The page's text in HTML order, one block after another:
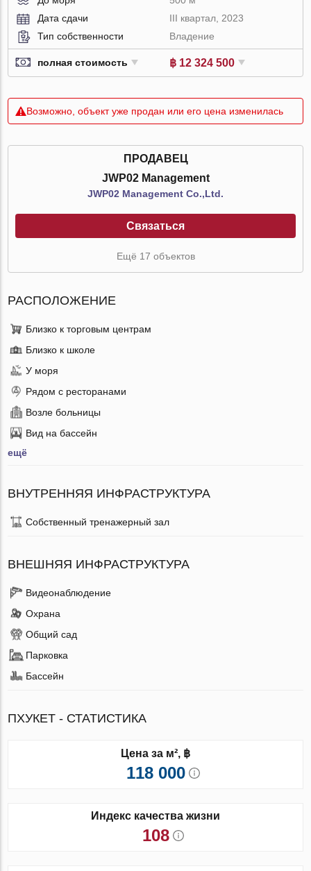
Дата сдачи
III квартал, 2023
Тип собственности
Владение
полная стоимость ฿ 12 324 500
Возможно, объект уже продан или его цена изменилась
ПРОДАВЕЦ
JWP02 Management
JWP02 Management Co.,Ltd.
Связаться
Ещё 17 объектов
РАСПОЛОЖЕНИЕ
Близко к торговым центрам
Близко к школе
У моря
Рядом с ресторанами
Возле больницы
Вид на бассейн
ещё
ВНУТРЕННЯЯ ИНФРАСТРУКТУРА
Собственный тренажерный зал
ВНЕШНЯЯ ИНФРАСТРУКТУРА
Видеонаблюдение
Охрана
Общий сад
Парковка
Бассейн
ПХУКЕТ - СТАТИСТИКА
Цена за м², ฿
118 000
Индекс качества жизни
108